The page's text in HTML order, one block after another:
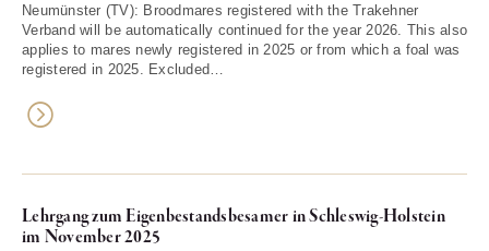
Neumünster (TV): Broodmares registered with the Trakehner
Verband will be automatically continued for the year 2026. This also
applies to mares newly registered in 2025 or from which a foal was
registered in 2025. Excluded…
Lehrgang zum Eigenbestandsbesamer in Schleswig-Holstein
im November 2025